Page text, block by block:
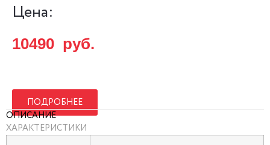
Упаковка:
Вид номенклатуры:
полотно с фрезеровкой.
Цена:
10490 руб.
ПОДРОБНЕЕ
ОПИСАНИЕ
ХАРАКТЕРИСТИКИ